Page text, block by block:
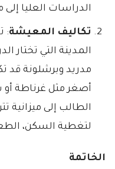
الدراسات العليا إلى ما بين 4000 و 6000
تكاليف المعيشة:
المدينة التي تختار
مدريد وبرشلونة قد
أصغر مثل غرناطة
لتغطية السكن،
الخاتمة